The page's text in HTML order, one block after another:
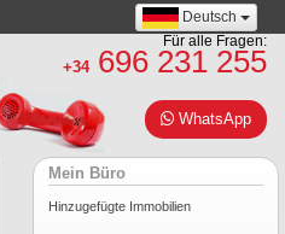
Deutsch
Für alle Fragen:
+34696 231 255
WhatsApp
Mein Büro
Hinzugefügte Immobilien